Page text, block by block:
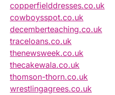
copperfielddresses.co.uk
cowboysspot.co.uk
decemberteaching.co.uk
traceloans.co.uk
thenewsweek.co.uk
thecakewala.co.uk
thomson-thorn.co.uk
wrestlingagrees.co.uk